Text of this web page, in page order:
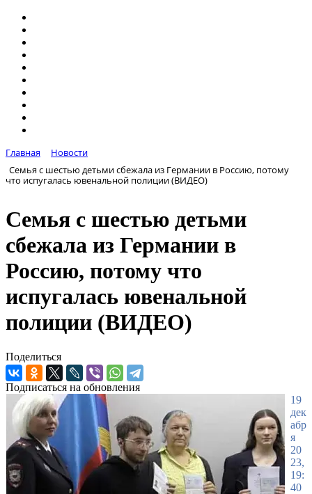
Главная
Новости
Семья с шестью детьми сбежала из Германии в Россию, потому
что испугалась ювенальной полиции (ВИДЕО)
Семья с шестью детьми
сбежала из Германии в
Россию, потому что
испугалась ювенальной
полиции (ВИДЕО)
Поделиться
Подписаться на обновления
19
дек
абр
я
20
23,
19:
40